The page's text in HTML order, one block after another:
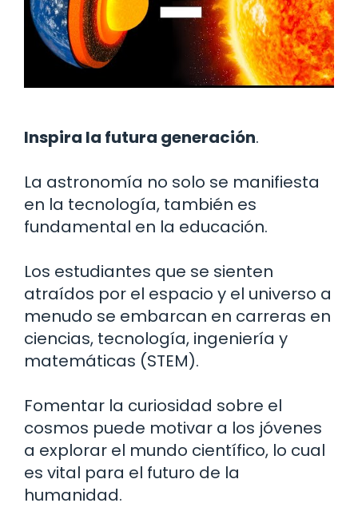
Inspira la futura generación.
La astronomía no solo se manifiesta
en la tecnología, también es
fundamental en la educación.
Los estudiantes que se sienten
atraídos por el espacio y el universo a
menudo se embarcan en carreras en
ciencias, tecnología, ingeniería y
matemáticas (STEM).
Fomentar la curiosidad sobre el
cosmos puede motivar a los jóvenes
a explorar el mundo científico, lo cual
es vital para el futuro de la
humanidad.